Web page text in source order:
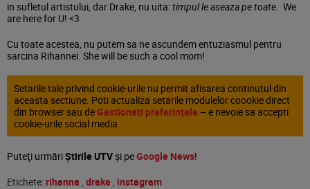
in sufletul artistului, dar Drake, nu uita:timpul le aseaza pe toate. We
are here for U! <3
Cu toate acestea, nu putem sa ne ascundem entuziasmul pentru
sarcina Rihannei. She will be such a cool mom!
Setarile tale privind cookie-urile nu permit afisarea continutul din
aceasta sectiune. Poti actualiza setarile modulelor coookie direct
din browser sau de Gestionați preferințele – e nevoie sa accepti
cookie-urile social media
Puteţi urmăriȘtirile UTVşi peGoogle News!
Etichete:rihanna , drake , instagram